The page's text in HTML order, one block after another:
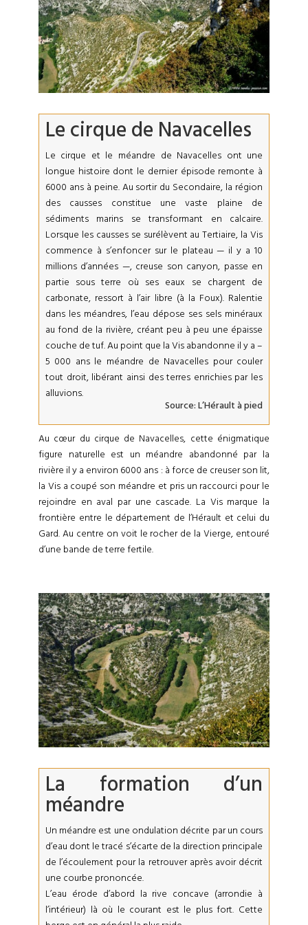
Le cirque de Navacelles
Le cirque et le méandre de Navacelles ont une
longue histoire dont le dernier épisode remonte à
6000 ans à peine. Au sortir du Secondaire, la région
des causses constitue une vaste plaine de
sédiments marins se transformant en calcaire.
Lorsque les causses se surélèvent au Tertiaire, la Vis
commence à s’enfoncer sur le plateau — il y a 10
millions d’années —, creuse son canyon, passe en
partie sous terre où ses eaux se chargent de
carbonate, ressort à l’air libre (à la Foux). Ralentie
dans les méandres, l’eau dépose ses sels minéraux
au fond de la rivière, créant peu à peu une épaisse
couche de tuf. Au point que la Vis abandonne il y a –
5 000 ans le méandre de Navacelles pour couler
tout droit, libérant ainsi des terres enrichies par les
alluvions.
Source:L’Hérault à pied
Au cœur du cirque de Navacelles, cette énigmatique
figure naturelle est un méandre abandonné par la
rivière il y a environ 6000 ans : à force de creuser son lit,
la Vis a coupé son méandre et pris un raccourci pour le
rejoindre en aval par une cascade. La Vis marque la
frontière entre le département de l’Hérault et celui du
Gard. Au centre on voit le rocher de la Vierge, entouré
d’une bande de terre fertile.
La formation d’un
méandre
Un méandre est une ondulation décrite par un cours
d’eau dont le tracé s’écarte de la direction principale
de l’écoulement pour la retrouver après avoir décrit
une courbe prononcée.
L’eau érode d’abord la rive concave (arrondie à
l’intérieur) là où le courant est le plus fort. Cette